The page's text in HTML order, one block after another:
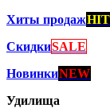
Хиты продажHIT
СкидкиSALE
НовинкиNEW
Удилища